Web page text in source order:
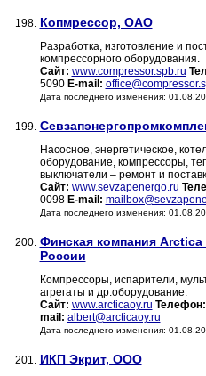
198. Копмрессор, ОАО
Разработка, изготовление и
компрессорного оборудования.
Сайт: www.compressor.spb.ru
5090 E-mail:
Дата последнего изменения:
199.
Насосное, энергетическое,
оборудование, компрессоры,
выключатели – ремонт и
Сайт: www.sevzapenergo.ru
0098 E-mail:
Дата последнего изменения:
200. Финская компания Arctica
России
Компрессоры, испарители,
агрегаты и др.оборудование.
Сайт: www.arcticaoy.ru Телефон:
mail: albert@arcticaoy.ru
Дата последнего изменения:
201. ИКП Экрит, ООО